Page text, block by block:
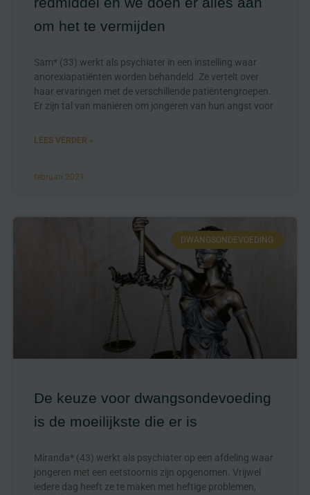
om het te vermijden
Sam* (33) werkt als psychiater in een instelling waar
anorexiapatiënten worden behandeld. Ze vertelt over
haar ervaringen met de verschillende patiëntengroepen.
Er zijn tal van manieren om jongeren van hun angst voor
LEES VERDER »
februari 2021
DWANGSONDEVOEDING
De keuze voor dwangsondevoeding
is de moeilijkste die er is
Miranda* (43) werkt als psychiater op een afdeling waar
jongeren met een eetstoornis zijn opgenomen. Vrijwel
iedere dag heeft ze te maken met heftige problemen,